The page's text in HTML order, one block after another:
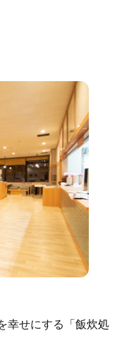
な薬石を使用して
せてご利用くださ
ースには、温活に効
コミックを無料で
ご退出ください。
し、マット、タオル
幸せにする「飯炊処